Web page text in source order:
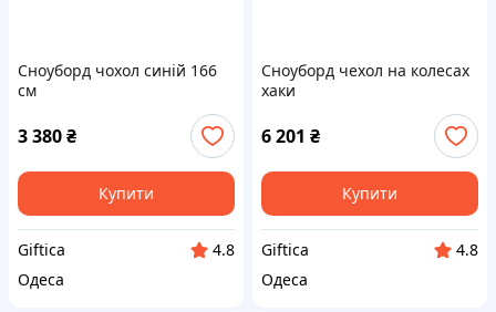
Сноуборд чохол синій 166
см
3 380₴
Купити
Giftica
4.8
Одеса
Сноуборд чехол на колесах
хаки
6 201 ₴
Купити
Giftica
4.8
Одеса